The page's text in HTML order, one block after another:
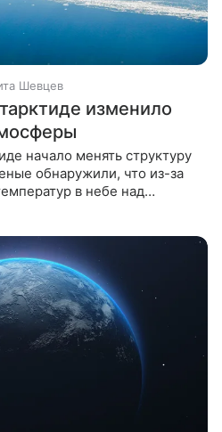
Шевцев
изменило
начало менять структуру
обнаружили, что из-за
в небе над